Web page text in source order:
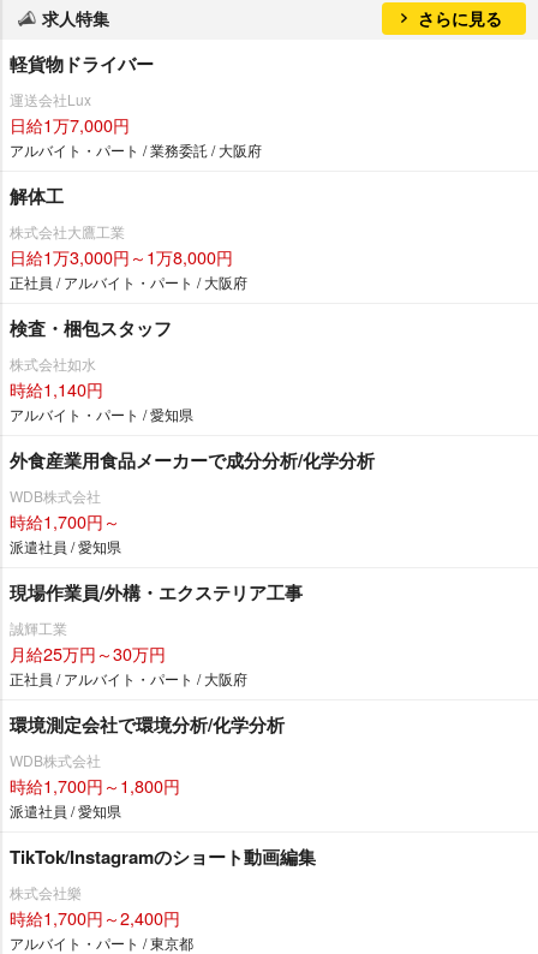
求人特集 さらに見る
軽貨物ドライバー
運送会社Lux
日給1万7,000円
アルバイト・パート / 業務委託 / 大阪府
解体工
株式会社大鷹工業
日給1万3,000円～1万8,000円
正社員 / アルバイト・パート / 大阪府
検査・梱包スタッフ
株式会社如水
時給1,140円
アルバイト・パート / 愛知県
外食産業用食品メーカーで成分分析/化学分析
WDB株式会社
時給1,700円～
派遣社員 / 愛知県
現場作業員/外構・エクステリア工事
誠輝工業
月給25万円～30万円
正社員 / アルバイト・パート / 大阪府
環境測定会社で環境分析/化学分析
WDB株式会社
時給1,700円～1,800円
派遣社員 / 愛知県
TikTok/Instagramのショート動画編集
株式会社樂
時給1,700円～2,400円
アルバイト・パート / 東京都